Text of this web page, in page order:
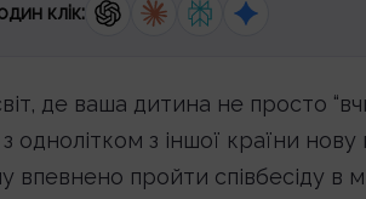
клік:
де ваша дитина не просто
однолітком з іншої країни нову
впевнено пройти співбесіду в